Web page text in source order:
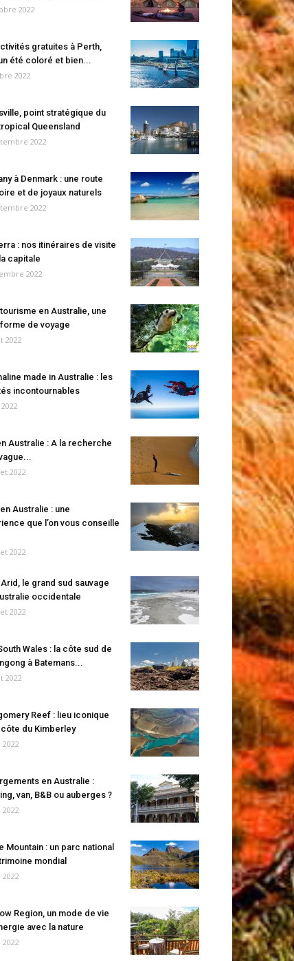
2022
gratuites à Perth,
été coloré et bien...
2022
point stratégique du
Queensland
2022
à Denmark : une route
et de joyaux naturels
2022
: nos itinéraires de visite
capitale
2022
en Australie, une
de voyage
2022
made in Australie : les
incontournables
Australie : A la recherche
2022
Australie : une
que l’on vous conseille
2022
le grand sud sauvage
occidentale
2022
Wales : la côte sud de
à Batemans...
2022
Reef : lieu iconique
côte du Kimberley
en Australie :
van, B&B ou auberges ?
Mountain : un parc national
mondial
Region, un mode de vie
avec la nature